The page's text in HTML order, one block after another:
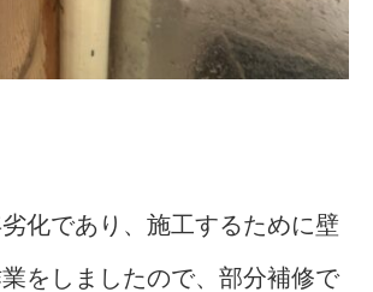
化であり、施工するために壁
をしましたので、部分補修で